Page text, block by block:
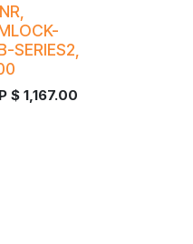
SERIES2,
$ 1,167.00